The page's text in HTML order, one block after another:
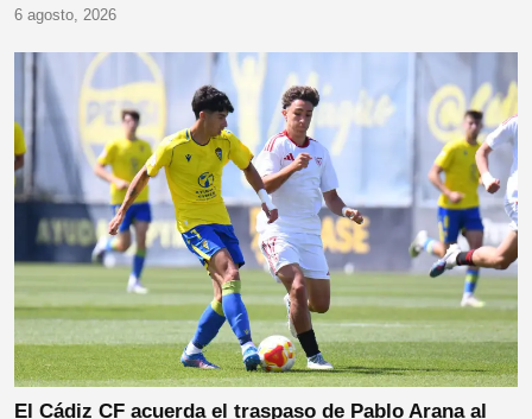
6 agosto, 2026
El Cádiz CF acuerda el traspaso de Pablo Arana al